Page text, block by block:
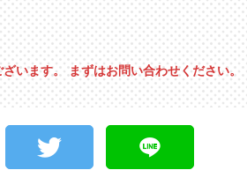
います。 まずはお問い合わせください。